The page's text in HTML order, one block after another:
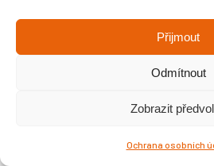
Přijmout
Odmítnout
Zobrazit
Ochrana osobních